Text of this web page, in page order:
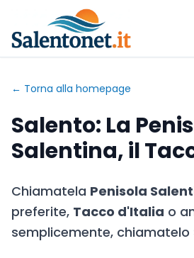
← Torna alla homepage
Salento: La
Salentina, il
Chiamatela Penisola
preferite, Tacco d'Italia o
semplicemente, chiamatelo